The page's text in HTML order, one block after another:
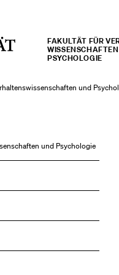
Universität
Luzern
FAKULTÄT FÜR
PSYCHOLOGIE
und
und Psychologie